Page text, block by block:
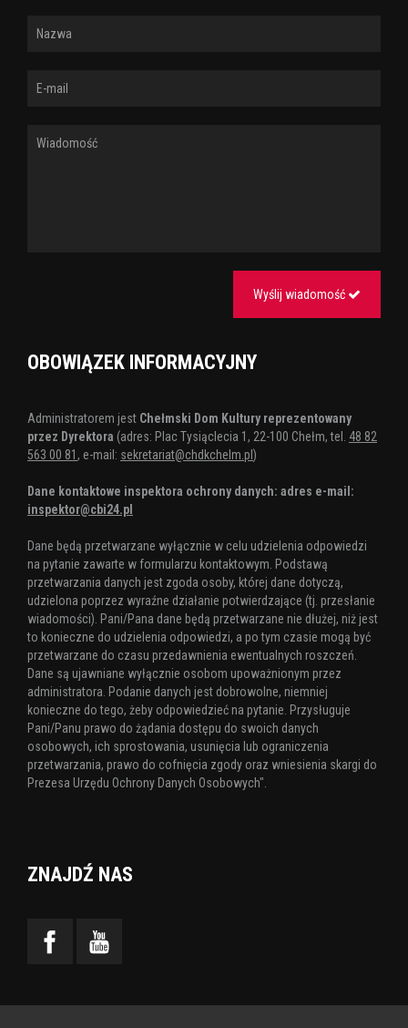
Wyślij wiadomość
OBOWIĄZEK INFORMACYJNY
Administratorem jest Chełmski Dom Kultury reprezentowany
przez Dyrektora (adres: Plac Tysiąclecia 1, 22-100 Chełm, tel. 48 82
563 00 81 , e-mail: sekretariat@chdkchelm.pl )
Dane kontaktowe inspektora ochrony danych: adres e-mail:
inspektor@cbi24.pl
Dane będą przetwarzane wyłącznie w celu udzielenia odpowiedzi
na pytanie zawarte w formularzu kontaktowym. Podstawą
przetwarzania danych jest zgoda osoby, której dane dotyczą,
udzielona poprzez wyraźne działanie potwierdzające (tj. przesłanie
wiadomości). Pani/Pana dane będą przetwarzane nie dłużej, niż jest
to konieczne do udzielenia odpowiedzi, a po tym czasie mogą być
przetwarzane do czasu przedawnienia ewentualnych roszczeń.
Dane są ujawniane wyłącznie osobom upoważnionym przez
administratora. Podanie danych jest dobrowolne, niemniej
konieczne do tego, żeby odpowiedzieć na pytanie. Przysługuje
Pani/Panu prawo do żądania dostępu do swoich danych
osobowych, ich sprostowania, usunięcia lub ograniczenia
przetwarzania, prawo do cofnięcia zgody oraz wniesienia skargi do
Prezesa Urzędu Ochrony Danych Osobowych".
ZNAJDŹ NAS